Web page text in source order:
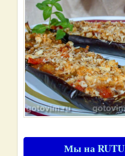
Мы на